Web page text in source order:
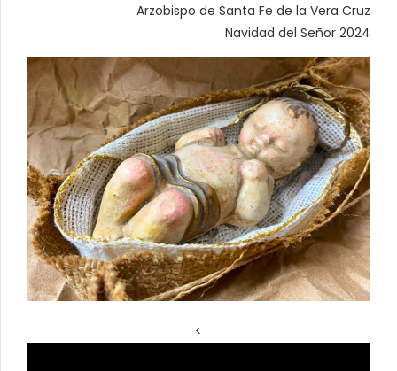
Arzobispo de Santa Fe de la Vera Cruz
Navidad del Señor 2024
<